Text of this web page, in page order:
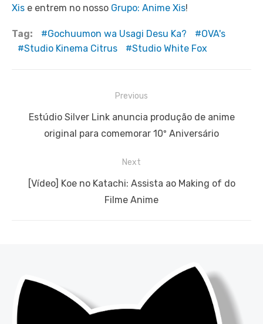
Xis e entrem no nosso Grupo: Anime Xis!
Tag: Gochuumon wa Usagi Desu Ka?
OVA's
Studio Kinema Citrus
Studio White Fox
Previous
Previous
Estúdio Silver Link anuncia produção de anime
original para comemorar 10º Aniversário
Next
Next[Vídeo] Koe no Katachi: Assista ao Making of do
Filme Anime